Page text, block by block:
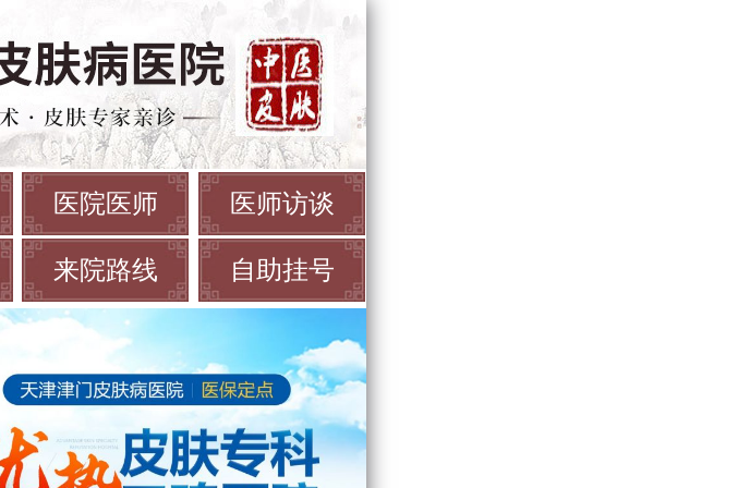
医院医师 医师访谈
来院路线 自助挂号